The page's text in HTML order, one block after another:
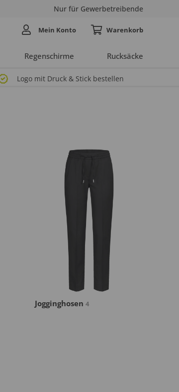
Nur für Gewerbetreibende
Regenschirme Rucksäcke
Mein Konto
Logo mit Druck & Stick bestellen
Jogginghosen 4